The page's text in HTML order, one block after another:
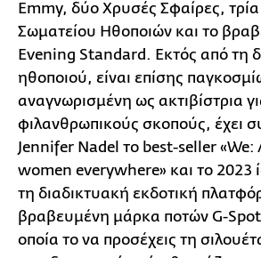
Emmy, δύο Χρυσές Σφαίρες,
Σωματείου Ηθοποιών και το
Evening Standard. Εκτός από τη
ηθοποιού, είναι επίσης
αναγνωρισμένη ως ακτιβίστρια
φιλανθρωπικούς σκοπούς, έχει
Jennifer Nadel το best-seller
women everywhere» και το 2023
τη διαδικτυακή εκδοτική
βραβευμένη μάρκα ποτών G-
οποία το να προσέχεις τη